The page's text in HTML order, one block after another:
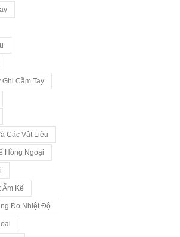
Cầm Tay
Các Vật Liệu
Hồng Ngoại
Ẩm Kế
Đo Nhiệt Độ